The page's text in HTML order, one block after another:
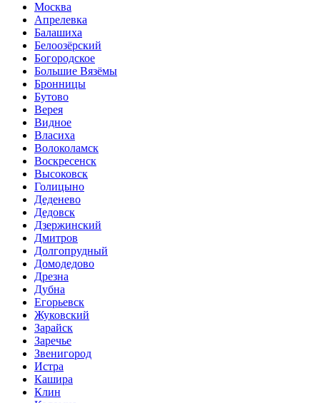
Москва
Апрелевка
Балашиха
Белоозёрский
Богородское
Большие Вязёмы
Бронницы
Бутово
Верея
Видное
Власиха
Волоколамск
Воскресенск
Высоковск
Голицыно
Деденево
Дедовск
Дзержинский
Дмитров
Долгопрудный
Домодедово
Дрезна
Дубна
Егорьевск
Жуковский
Зарайск
Заречье
Звенигород
Истра
Кашира
Клин